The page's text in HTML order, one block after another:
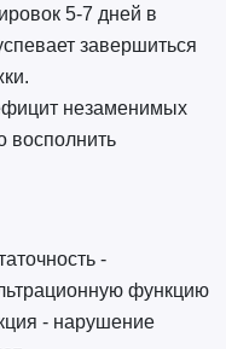
5-7 дней в
завершиться
незаменимых
восполнить
-
функцию
- нарушение